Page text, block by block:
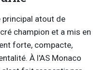
principal atout de
champion et a mis en
forte, compacte,
À l'AS Monaco